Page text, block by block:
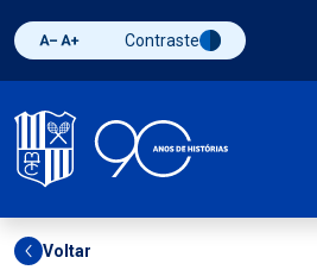
Diminuir fonte
Aumentar fonteAlternar contraste
Contraste
Voltar